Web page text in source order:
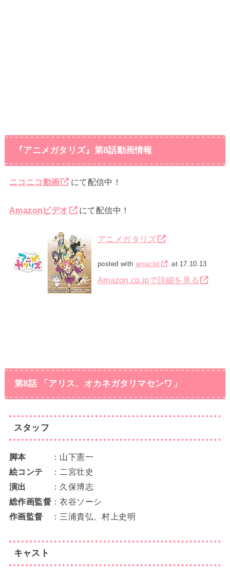
『アニメガタリズ』第8話動画情報
ニコニコ動画 にて配信中！
Amazonビデオ にて配信中！
アニメガタリズ
posted with amazlet at 17.10.13
Amazon.co.jpで詳細を見る
第8話 「アリス、オカネガタリマセンワ」
スタッフ
脚本
：山下憲一
絵コンテ
：二宮壮史
演出
：久保博志
総作画監督：衣谷ソーシ
作画監督
：三浦貴弘、村上史明
キャスト